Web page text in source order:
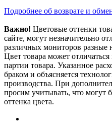
Подробнее об возврате и
Важно! Цветовые оттенки
сайте, могут незначительно
различных мониторов разные
Цвет товара может
партии товара. Указанное
браком и объясняется
производства. При
просим учитывать, что могут
оттенка цвета.